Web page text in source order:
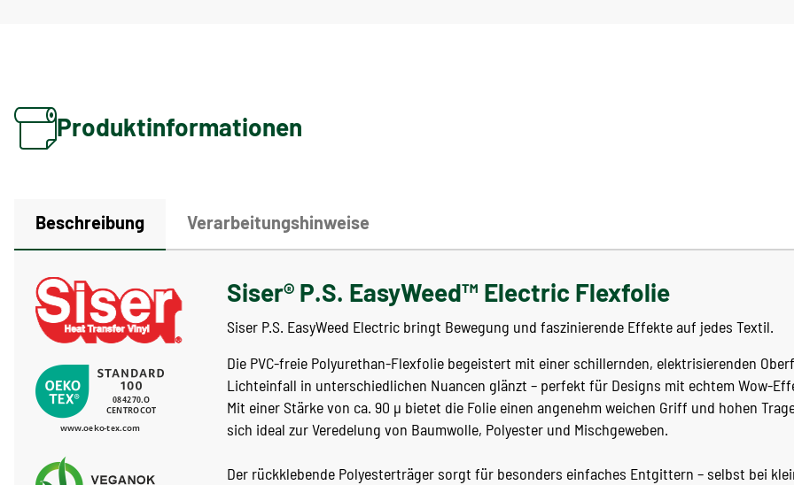
Produktinformationen
Beschreibung Verarbeitungshinweise
Siser® P.S. EasyWeed™ Electric Flexfolie
Siser P.S. EasyWeed Electric bringt Bewegung und faszinierende Effekte auf jedes Textil.
Die PVC-freie Polyurethan-Flexfolie begeistert mit einer schillernden, elektrisierenden
Lichteinfall in unterschiedlichen Nuancen glänzt – perfekt für Designs mit echtem Wow-
Mit einer Stärke von ca. 90 µ bietet die Folie einen angenehm weichen Griff und hohen
sich ideal zur Veredelung von Baumwolle, Polyester und Mischgeweben.
Der rückklebende Polyesterträger sorgt für besonders einfaches Entgittern – selbst bei